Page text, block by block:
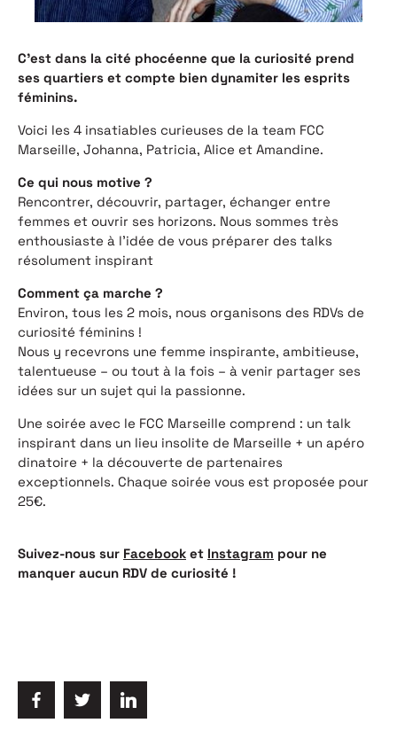
C’est dans la cité phocéenne que la curiosité prend
ses quartiers et compte bien dynamiter les esprits
féminins.
Voici les 4 insatiables curieuses de la team FCC
Marseille, Johanna, Patricia, Alice et Amandine.
Ce qui nous motive ?
Rencontrer, découvrir, partager, échanger entre
femmes et ouvrir ses horizons. Nous sommes très
enthousiaste à l’idée de vous préparer des talks
résolument inspirant
Comment ça marche ?
Environ, tous les 2 mois, nous organisons des RDVs de
curiosité féminins !
Nous y recevrons une femme inspirante, ambitieuse,
talentueuse – ou tout à la fois – à venir partager ses
idées sur un sujet qui la passionne.
Une soirée avec le FCC Marseille comprend : un talk
inspirant dans un lieu insolite de Marseille + un apéro
dinatoire + la découverte de partenaires
exceptionnels. Chaque soirée vous est proposée pour
25€.
Suivez-nous sur Facebook et Instagram pour ne
manquer aucun RDV de curiosité !